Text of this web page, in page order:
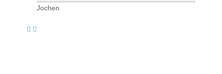
Jochen